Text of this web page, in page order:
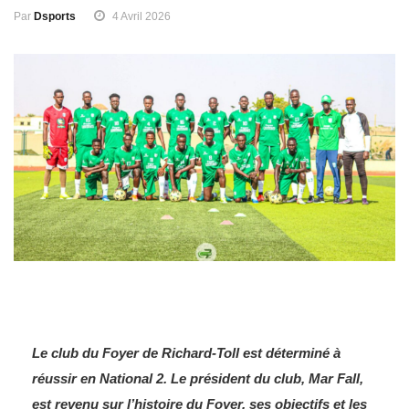
Par Dsports 4 Avril 2026
Le club du Foyer de Richard-Toll est déterminé à
réussir en National 2. Le président du club, Mar Fall,
est revenu sur l’histoire du Foyer, ses objectifs et les